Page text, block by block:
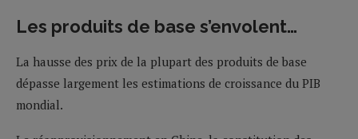
Les produits de base s’envolent…
La hausse des prix de la plupart des produits de base
dépasse largement les estimations de croissance du PIB
mondial.